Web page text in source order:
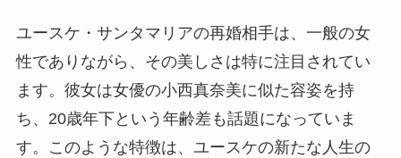
ユースケ・サンタマリアの再婚相手は、一般の女
性でありながら、その美しさは特に注目されてい
ます。彼女は女優の小西真奈美に似た容姿を持
ち、20歳年下という年齢差も話題になっていま
す。このような特徴は、ユースケの新たな人生の